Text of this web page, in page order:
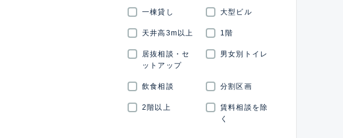
一棟貸し 大型ビル
天井高3m以上 1階
居抜相談・セ
ットアップ
男女別トイレ
飲食相談 分割区画
2階以上
賃料相談を除
く